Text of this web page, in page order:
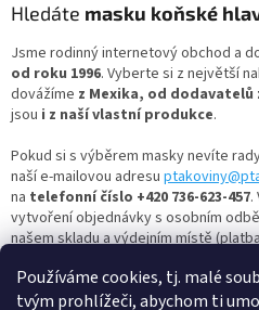
Používáme cookies, tj. malé
tvým prohlížeči, abychom ti
Hledáte masku koňské
Jsme rodinný internetový obchod a
od roku 1996. Vyberte si z největší
dovážíme z Mexika, od dodavatelů
jsou i z naší vlastní produkce.
Pokud si s výběrem masky nevíte
naší e-mailovou adresu
na telefonní číslo +420 736-623-457.
vytvoření objednávky s osobním
našem skladu a výdejním místě
všední den od 13:00 do 17:00.